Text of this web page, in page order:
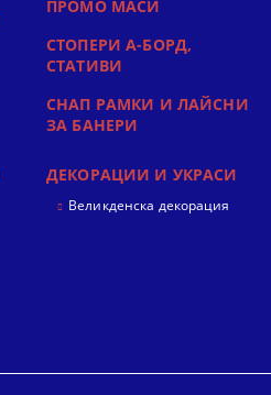
ПРОМО МАСИ
СТОПЕРИ А-БОРД,
СТАТИВИ
СНАП РАМКИ И ЛАЙСНИ
ЗА БАНЕРИ
ДЕКОРАЦИИ И УКРАСИ
Великденска декорация